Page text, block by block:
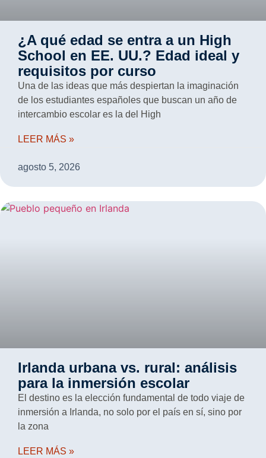
¿A qué edad se entra a un High
School en EE. UU.? Edad ideal y
requisitos por curso
Una de las ideas que más despiertan la imaginación
de los estudiantes españoles que buscan un año de
intercambio escolar es la del High
LEER MÁS »
agosto 5, 2026
Irlanda urbana vs. rural: análisis
para la inmersión escolar
El destino es la elección fundamental de todo viaje de
inmersión a Irlanda, no solo por el país en sí, sino por
la zona
LEER MÁS »